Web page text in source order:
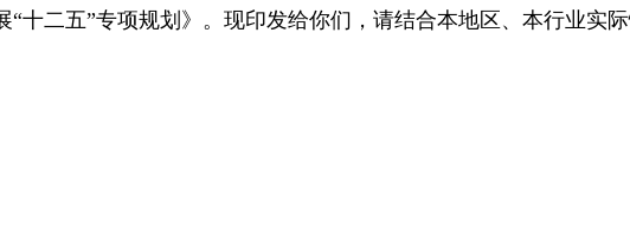
十二五”专项规划》。现印发给你们，请结合本地区、本行业实际